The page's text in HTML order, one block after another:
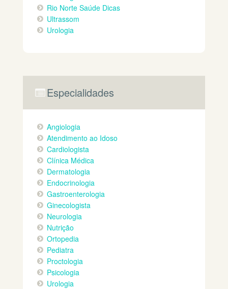
Rio Norte Saúde Dicas
Ultrassom
Urologia
Especialidades
Angiologia
Atendimento ao Idoso
Cardiologista
Clínica Médica
Dermatologia
Endocrinologia
Gastroenterologia
Ginecologista
Neurologia
Nutrição
Ortopedia
Pediatra
Proctologia
Psicologia
Urologia